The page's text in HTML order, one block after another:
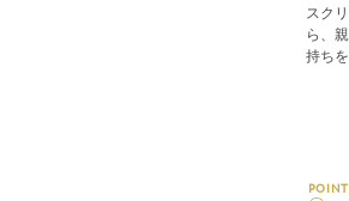
スク
ら、
持ち
POINT